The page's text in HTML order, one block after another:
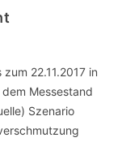
22.11.2017 in
Messestand
Szenario